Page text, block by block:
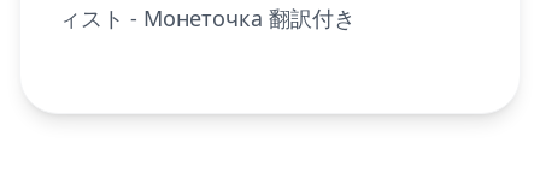
ィスト - Монеточка 翻訳付き